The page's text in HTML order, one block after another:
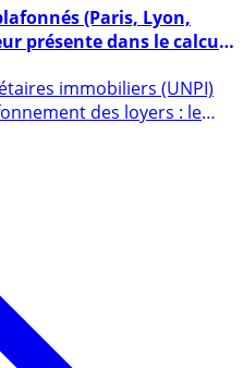
(Paris, Lyon,
présente dans le calcul
des loyers : le